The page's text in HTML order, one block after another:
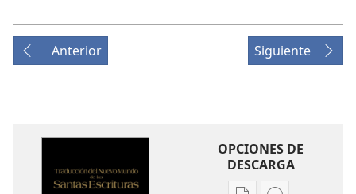
Anterior Siguiente
OPCIONES DE
DESCARGA